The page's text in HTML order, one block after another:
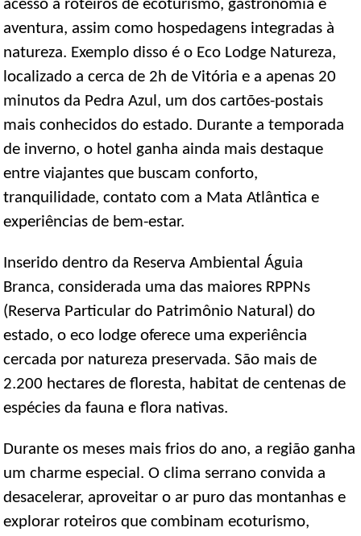
acesso a roteiros de ecoturismo, gastronomia e
aventura, assim como hospedagens integradas à
natureza. Exemplo disso é o Eco Lodge Natureza,
localizado a cerca de 2h de Vitória e a apenas 20
minutos da Pedra Azul, um dos cartões-postais
mais conhecidos do estado. Durante a temporada
de inverno, o hotel ganha ainda mais destaque
entre viajantes que buscam conforto,
tranquilidade, contato com a Mata Atlântica e
experiências de bem-estar.
Inserido dentro da Reserva Ambiental Águia
Branca, considerada uma das maiores RPPNs
(Reserva Particular do Patrimônio Natural) do
estado, o eco lodge oferece uma experiência
cercada por natureza preservada. São mais de
2.200 hectares de floresta, habitat de centenas de
espécies da fauna e flora nativas.
Durante os meses mais frios do ano, a região ganha
um charme especial. O clima serrano convida a
desacelerar, aproveitar o ar puro das montanhas e
explorar roteiros que combinam ecoturismo,